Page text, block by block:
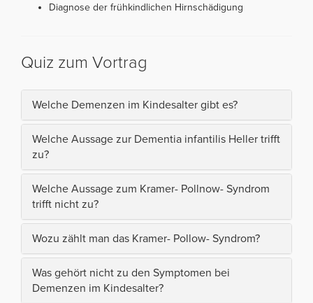
Diagnose der frühkindlichen Hirnschädigung
Quiz zum Vortrag
Welche Demenzen im Kindesalter gibt es?
Welche Aussage zur Dementia infantilis Heller trifft
zu?
Welche Aussage zum Kramer- Pollnow- Syndrom
trifft nicht zu?
Wozu zählt man das Kramer- Pollow- Syndrom?
Was gehört nicht zu den Symptomen bei
Demenzen im Kindesalter?